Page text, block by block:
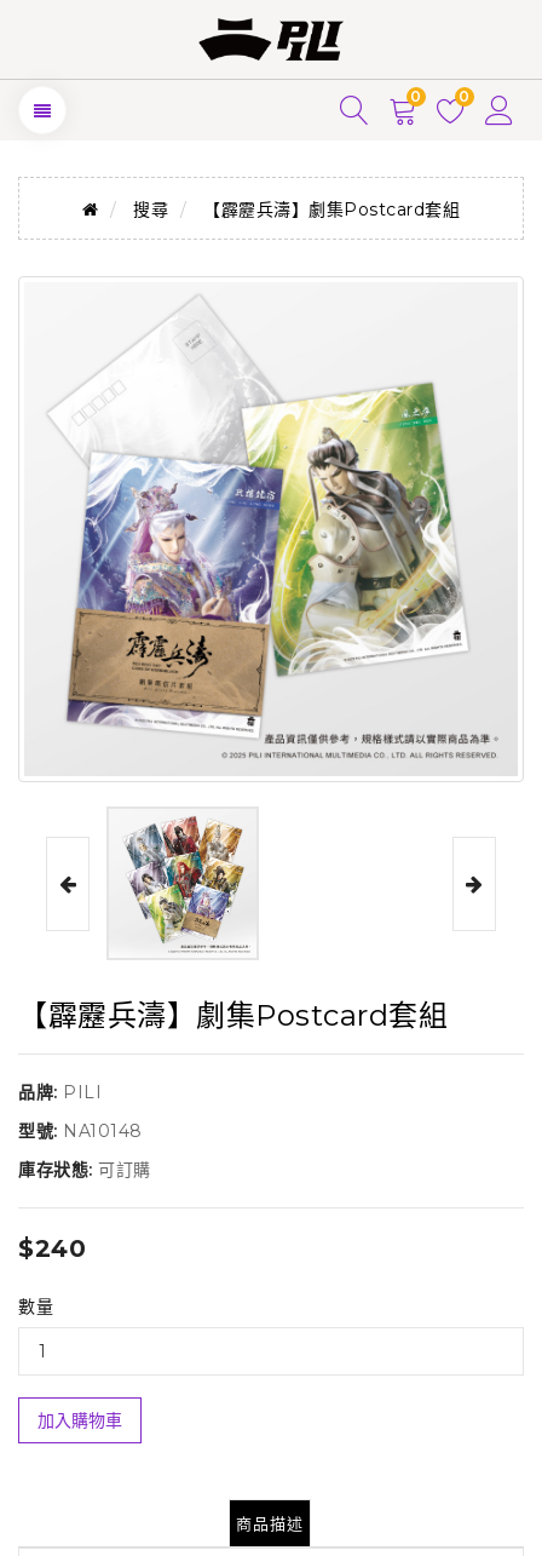
0 0
搜尋 【霹靂兵濤】劇集Postcard套組
【霹靂兵濤】劇集Postcard套組
品牌: PILI
型號: NA10148
庫存狀態: 可訂購
$240
數量
加入購物車
商品描述